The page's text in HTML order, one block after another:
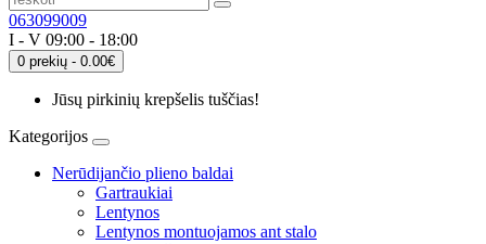
063099009
I - V 09:00 - 18:00
0 prekių - 0.00€
Jūsų pirkinių krepšelis tuščias!
Kategorijos
Nerūdijančio plieno baldai
Gartraukiai
Lentynos
Lentynos montuojamos ant stalo